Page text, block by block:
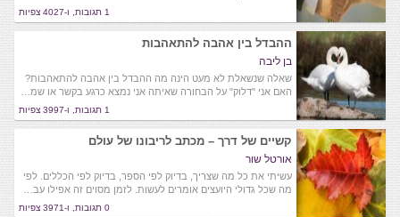
1 תגובות, ו-4027 צפיות
ההבדל בין אהבה להתאהבות
בן ליבה
שאלה שנשאלת לא מעט הינה מה ההבדל בין אהבה להתאהבות?
האם אני "דלוק" על הבחורה שאיתה אני נמצא כרגע בקשר או שמ…
1 תגובות, ו-3997 צפיות
קשיים של דרך – מכתב לריבונו של עולם
אורטל שור
עשיתי את כל מה שצריך, בדיוק לפי הספר, בדיוק לפי הכללים. לפי
מה שכל גדולי היועצים אומרים לעשות. לזמן מסוים זה אפילו עב…
0 תגובות, ו-3971 צפיות